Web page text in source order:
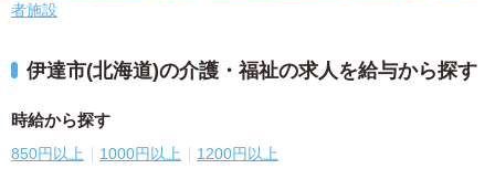
者施設
伊達市(北海道)の介護・福祉の求人を給与から探す
時給から探す
850円以上 1000円以上 1200円以上